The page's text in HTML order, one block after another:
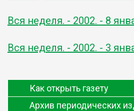
Вся неделя. - 2002. - 8
Вся неделя. - 2002. - 3
Как открыть газету
Архив периодических